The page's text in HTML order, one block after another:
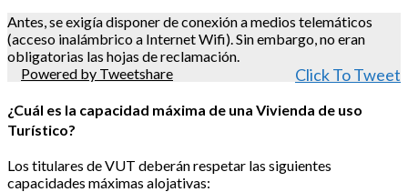
Antes, se exigía disponer de conexión a medios telemáticos
(acceso inalámbrico a Internet Wifi). Sin embargo, no eran
obligatorias las hojas de reclamación.
Powered by Tweetshare
Click To Tweet
¿Cuál es la capacidad máxima de una Vivienda de uso
Turístico?
Los titulares de VUT deberán respetar las siguientes
capacidades máximas alojativas: